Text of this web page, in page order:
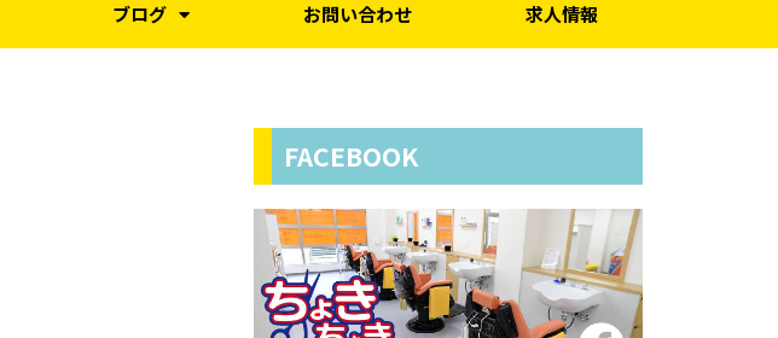
ブログ お問い合わせ 求人情報
FACEBOOK